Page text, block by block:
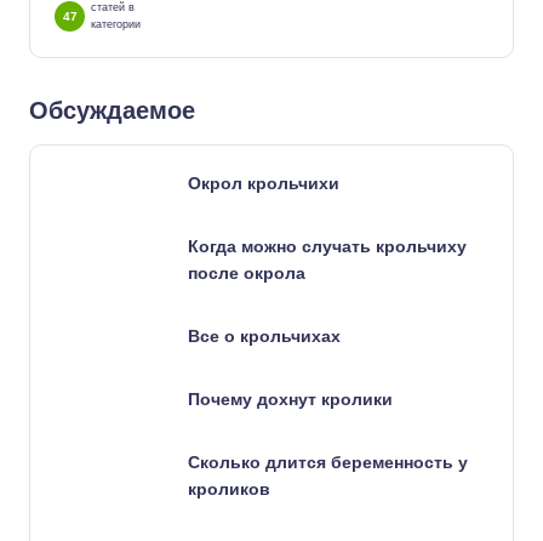
47
статей в
категории
Обсуждаемое
Окрол крольчихи
Когда можно случать крольчиху
после окрола
Все о крольчихах
Почему дохнут кролики
Сколько длится беременность у
кроликов